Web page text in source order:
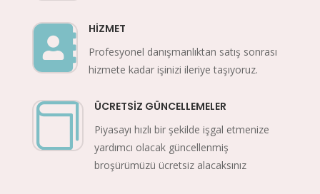
 HIZMET
Profesyonel danışmanlıktan satış sonrası
hizmete kadar işinizi ileriye taşıyoruz.
 ÜCRETSIZ GÜNCELLEMELER
Piyasayı hızlı bir şekilde işgal etmenize
yardımcı olacak güncellenmiş
broşürümüzü ücretsiz alacaksınız